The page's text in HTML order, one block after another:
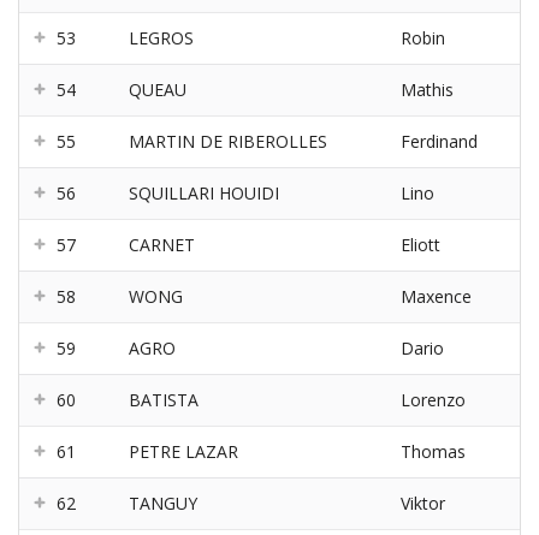
53 LEGROS Robin
54 QUEAU Mathis
55 MARTIN DE RIBEROLLES Ferdinand
56 SQUILLARI HOUIDI Lino
57 CARNET Eliott
58 WONG Maxence
59 AGRO Dario
60 BATISTA Lorenzo
61 PETRE LAZAR Thomas
62 TANGUY Viktor